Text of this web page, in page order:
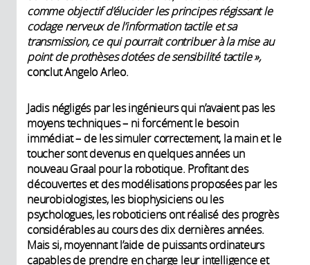
comme objectif d’élucider les principes régissant le
codage nerveux de l’information tactile et sa
transmission, ce qui pourrait contribuer à la mise au
point de prothèses dotées de sensibilité tactile »,
conclut Angelo Arleo.
Jadis négligés par les ingénieurs qui n’avaient pas les
moyens techniques – ni forcément le besoin
immédiat – de les simuler correctement, la main et le
toucher sont devenus en quelques années un
nouveau Graal pour la robotique. Profitant des
découvertes et des modélisations proposées par les
neurobiologistes, les biophysiciens ou les
psychologues, les roboticiens ont réalisé des progrès
considérables au cours des dix dernières années.
Mais si, moyennant l’aide de puissants ordinateurs
capables de prendre en charge leur intelligence et